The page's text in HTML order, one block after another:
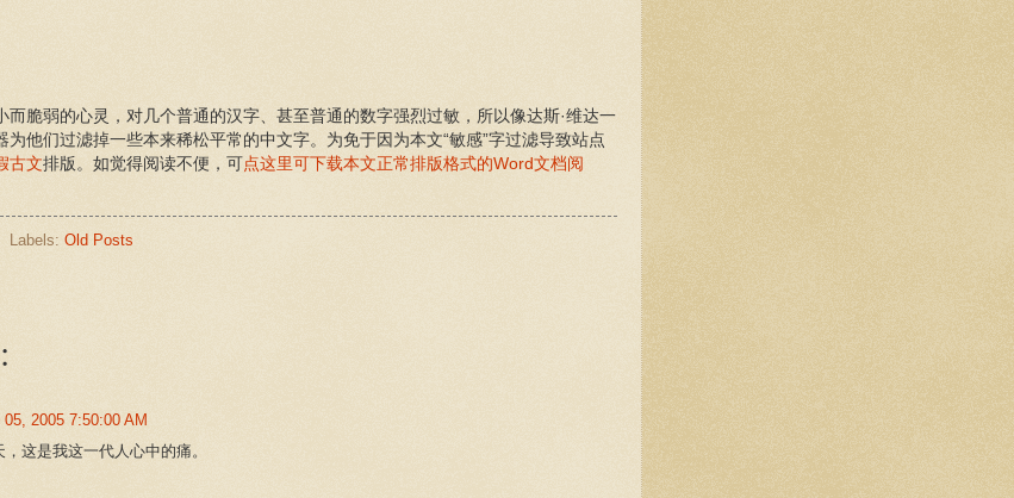
而脆弱的心灵，对几个普通的汉字、甚至普通的数字强烈过敏，所以像达斯·维达一
为他们过滤掉一些本来稀松平常的中文字。为免于因为本文“敏感”字过滤导致站点
古文排版。如觉得阅读不便，可 点这里可下载本文正常排版格式的Word文档阅
Labels: Old Posts
2005 7:50:00 AM
这是我这一代人心中的痛。